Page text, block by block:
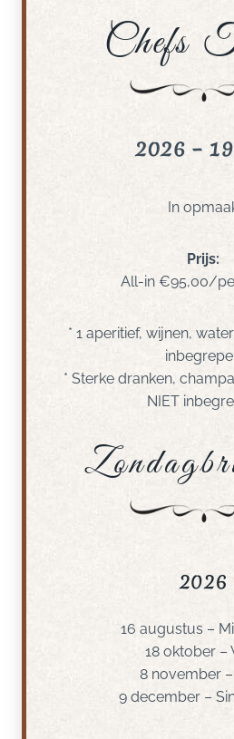
Chefs
2026 –
In
Prijs:
All-in €95,00/
* 1 aperitief, wijnen,
* Sterke dranken,
NIET
2026
16 augustus –
18 oktober –
8 november
9 december –